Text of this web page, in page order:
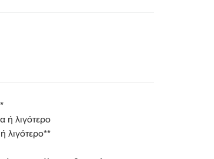
ή λιγότερο
λιγότερο**